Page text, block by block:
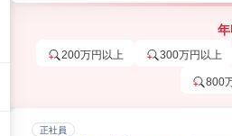
200万円以上 300万円以上
800
正社員